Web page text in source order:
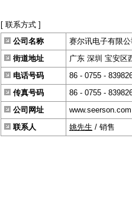
[ 联系方式 ]
公司名称
赛尔讯电子有限
街道地址
广东 深圳 宝安区
电话号码
86 - 0755 -
传真号码
86 - 0755 -
公司网址
www.seerson.com
联系人
姚先生 / 销售